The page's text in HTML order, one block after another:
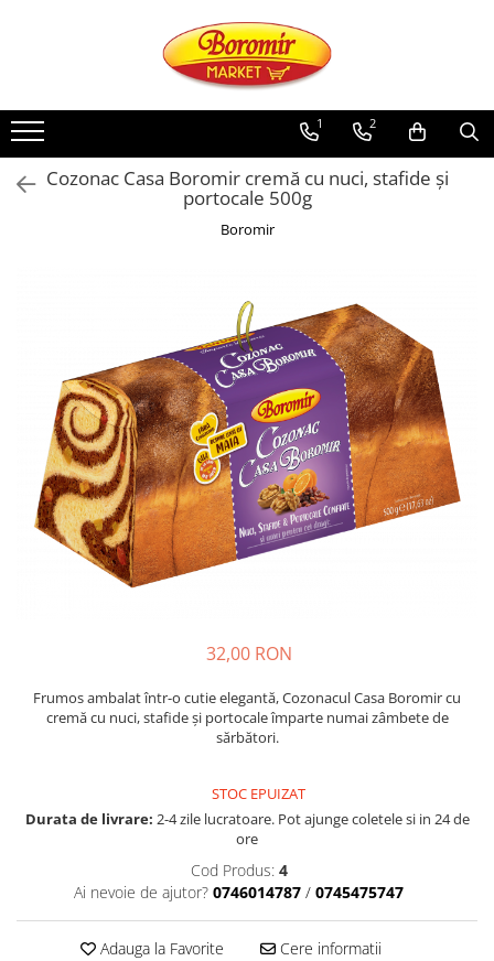
Noutati
Produse de post
Cozonac
Cozonac Casa Boromir
Cozonac Pricomigdala
Cozonac Magnum
Cozonac Vegan (de post)
Cozonac Collection
Cozo-Bun
Cozonac Cadou
Cozonac cu Unt
Cofetarie
Creme tartinabile
Fursecuri cu unt
Chec cu iaurt
1 2
Cozonac Casa Boromir cremă cu nuci, stafide și
portocale 500g
Boromir
32,00 RON
Frumos ambalat într-o cutie elegantă, Cozonacul Casa Boromir cu
cremă cu nuci, stafide și portocale împarte numai zâmbete de
sărbători.
STOC EPUIZAT
Durata de livrare: 2-4 zile lucratoare. Pot ajunge coletele si in 24 de
ore
Cod Produs: 4
Ai nevoie de ajutor? 0746014787 / 0745475747
Adauga la Favorite Cere informatii